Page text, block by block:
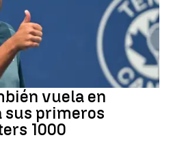
vuela en
sus primeros
1000